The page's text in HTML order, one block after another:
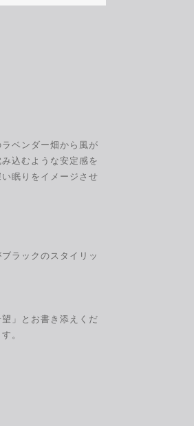
ベンダー畑から風が
込むような安定感を
眠りをイメージさせ
ラックのスタイリッ
」とお書き添えくだ
。